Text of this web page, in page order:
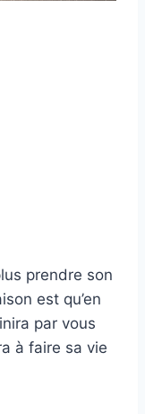
prendre son
est qu’en
par vous
à faire sa vie